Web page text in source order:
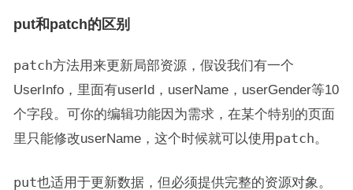
put和patch的区别
patch方法用来更新局部资源，假设我们有一个
UserInfo，里面有userId，userName，userGender等10
个字段。可你的编辑功能因为需求，在某个特别的页面
里只能修改userName，这个时候就可以使用 patch
put也适用于更新数据，但必须提供完整的资源对象。